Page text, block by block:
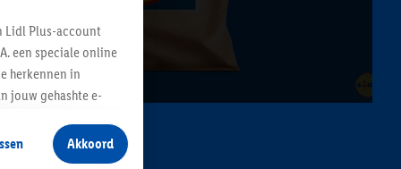
Lidl Plus-account
een speciale online
herkennen in
jouw gehashte e-
producten waarin je
Akkoord